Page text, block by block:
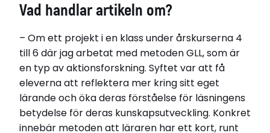
Vad handlar artikeln om?
– Om ett projekt i en klass under årskurserna 4
till 6 där jag arbetat med metoden GLL, som är
en typ av aktionsforskning. Syftet var att få
eleverna att reflektera mer kring sitt eget
lärande och öka deras förståelse för läsningens
betydelse för deras kunskapsutveckling. Konkret
innebär metoden att läraren har ett kort, runt